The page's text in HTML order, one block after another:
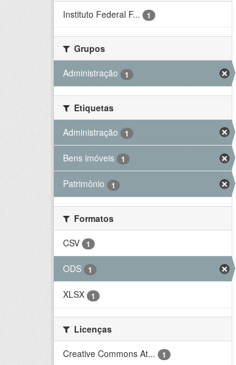
Instituto Federal F...
1
Grupos
Administração
1
Etiquetas
Administração
1
Bens imóveis 1
Patrimônio 1
Formatos
CSV
1
ODS 1
XLSX 1
Licenças
Creative Commons At...
1